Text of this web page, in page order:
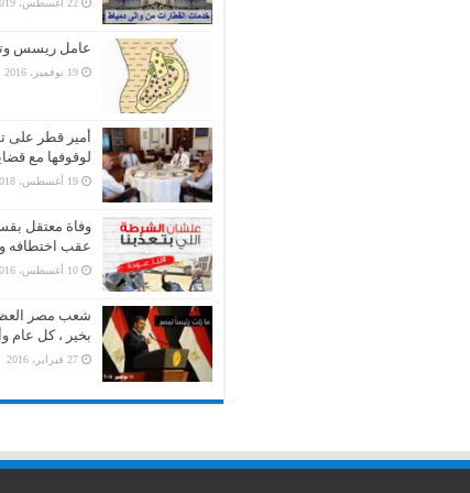
22 أغسطس، 2019
عامل ريسس
19 نوفمبر، 2016
أمير قطر على
لوقوفها مع
19 أغسطس، 2018
وفاة معتقل
عقب اختطافه
10 أغسطس، 2016
شعب مصر
بخير ، كل عام
27 فبراير، 2016